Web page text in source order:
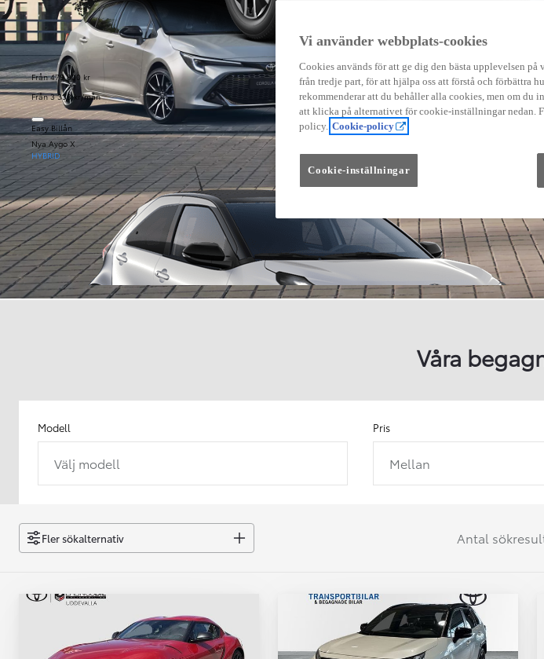
Från 479 900 kr
Från 3 333 kr/mån
Easy Billån
Nya Aygo X
HYBRID
Från 238 900 kr
Easy Billån
GR Yaris
BENSIN
Våra
Modell
Välj modell
Pris
Mellan
Fler sökalternativ Antal
Vi använder webbplats-cookies
Cookies används för att ge dig den bästa upplevelsen
från tredje part, för att hjälpa oss att förstå och förbättra
rekommenderar att du behåller alla cookies, men om du
att klicka på alternativet för cookie-inställningar nedan.
policy. Cookie-policy
Cookie-inställningar